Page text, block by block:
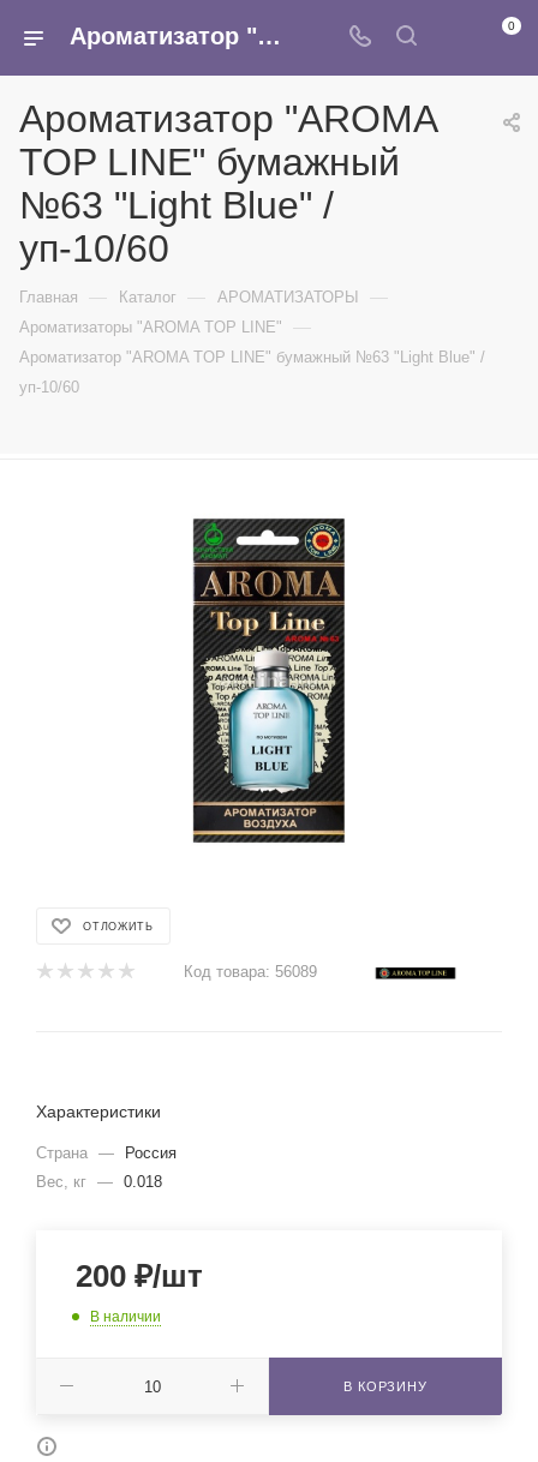
Ароматизатор "AROMA TOP LINE" бумажный №63 "Light Blue" /уп-10/60 - купить в интернет-магазине Армина 0
Ароматизатор "AROMA
TOP LINE" бумажный
№63 "Light Blue" /
уп-10/60
Главная — Каталог — АРОМАТИЗАТОРЫ —
Ароматизаторы "AROMA TOP LINE" —
Ароматизатор "AROMA TOP LINE" бумажный №63 "Light Blue" /
уп-10/60
ОТЛОЖИТЬ
Код товара: 56089
Характеристики
Страна —
Россия
Вес, кг — 0.018
200 ₽/шт
В наличии
В КОРЗИНУ